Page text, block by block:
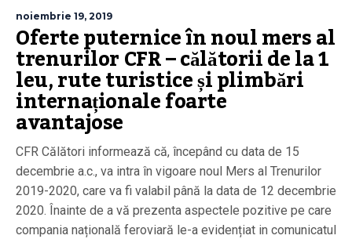
noiembrie 19, 2019
Oferte puternice în noul mers al
trenurilor CFR – călătorii de la 1
leu, rute turistice și plimbări
internaționale foarte
avantajose
CFR Călători informează că, începând cu data de 15
decembrie a.c., va intra în vigoare noul Mers al Trenurilor
2019-2020, care va fi valabil până la data de 12 decembrie
2020. Înainte de a vă prezenta aspectele pozitive pe care
compania națională feroviară le-a evidențiat in comunicatul